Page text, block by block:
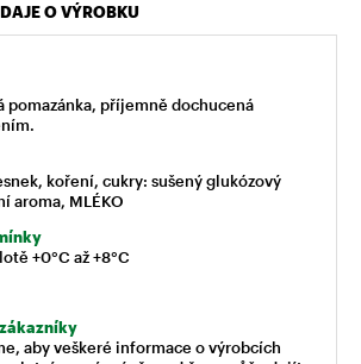
O VÝROBKU
pomazánka, příjemně dochucená
koření, cukry: sušený glukózový
aroma, MLÉKO
+0°C až +8°C
aby veškeré informace o výrobcích